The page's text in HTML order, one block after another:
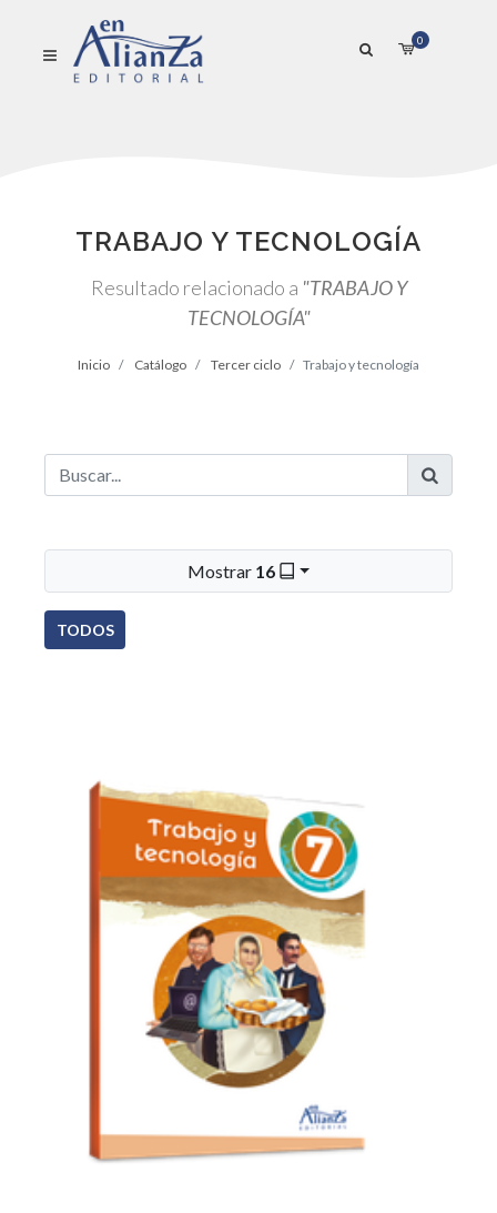
0
TRABAJO Y TECNOLOGÍA
Resultado relacionado a "TRABAJO Y
TECNOLOGÍA"
Inicio Catálogo Tercer ciclo Trabajo y tecnología
Mostrar 16
TODOS